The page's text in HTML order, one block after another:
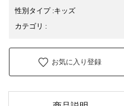
性別タイプ:キッズ
カテゴリ :
お気に入り登録